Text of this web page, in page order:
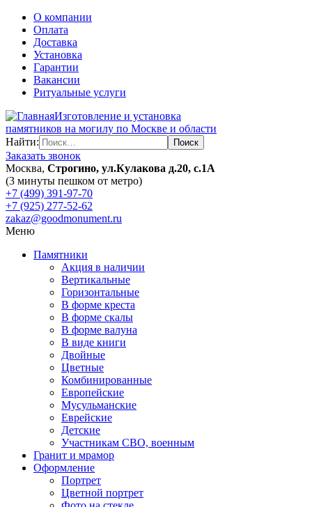
О компании
Оплата
Доставка
Установка
Гарантии
Вакансии
Ритуальные услуги
Изготовление и установка
памятников на могилу по Москве и области
Найти:
Заказать звонок
Москва, Строгино, ул.Кулакова д.20, с.1А
(3 минуты пешком от метро)
+7 (499) 391-97-70
+7 (925) 277-52-62
zakaz@goodmonument.ru
Меню
Памятники
Акция в наличии
Вертикальные
Горизонтальные
В форме креста
В форме скалы
В форме валуна
В виде книги
Двойные
Цветные
Комбинированные
Европейские
Мусульманские
Еврейские
Детские
Участникам СВО, военным
Гранит и мрамор
Оформление
Портрет
Цветной портрет